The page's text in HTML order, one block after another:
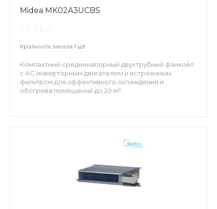
Midea MK02A3UCBS
Кратность заказа 1 шт
Компактный средненапорный двухтрубный фанкойл
с АС инверторным двигателем и встроенным
фильтром для эффективного охлаждения и
обогрева помещений до 20 м².